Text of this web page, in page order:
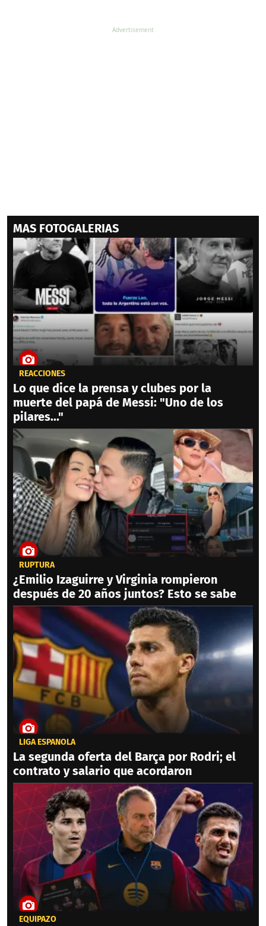
MAS FOTOGALERIAS
REACCIONES
Lo que dice la prensa y clubes por la
muerte del papá de Messi: "Uno de los
pilares..."
RUPTURA
¿Emilio Izaguirre y Virginia rompieron
después de 20 años juntos? Esto se sabe
LIGA ESPAÑOLA
La segunda oferta del Barça por Rodri; el
contrato y salario que acordaron
EQUIPAZO